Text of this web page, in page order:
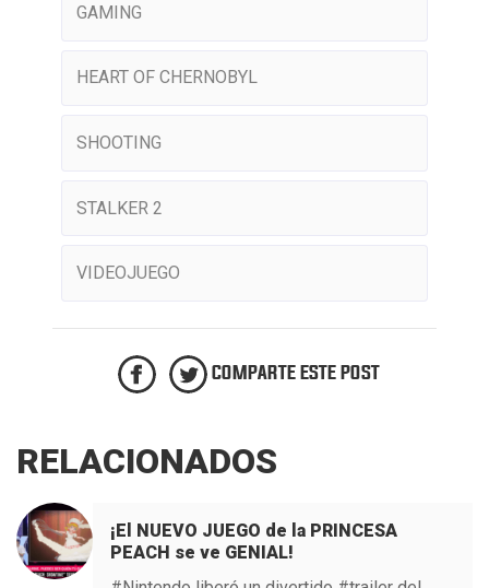
GAMING
HEART OF CHERNOBYL
SHOOTING
STALKER 2
VIDEOJUEGO
COMPARTE ESTE POST
RELACIONADOS
¡El NUEVO JUEGO de la PRINCESA
PEACH se ve GENIAL!